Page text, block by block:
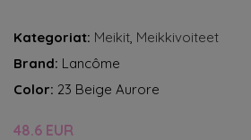
Kategoriat: Meikit, Meikkivoiteet
Brand: Lancôme
Color: 23 Beige Aurore
48.6 EUR